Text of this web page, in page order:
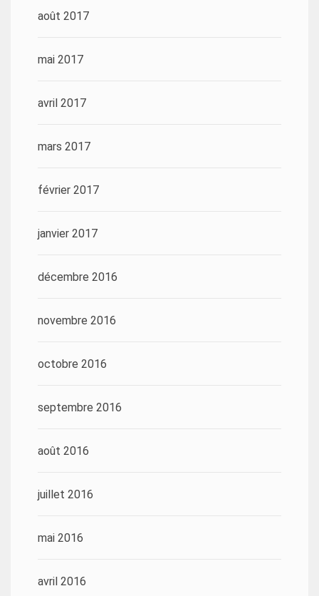
août 2017
mai 2017
avril 2017
mars 2017
février 2017
janvier 2017
décembre 2016
novembre 2016
octobre 2016
septembre 2016
août 2016
juillet 2016
mai 2016
avril 2016